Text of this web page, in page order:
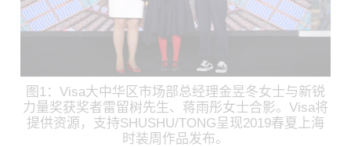
图1：Visa大中华区市场部总经理金昱冬女士与新锐
力量奖获奖者雷留树先生、蒋雨彤女士合影。Visa将
提供资源，支持SHUSHU/TONG呈现2019春夏上海
时装周作品发布。